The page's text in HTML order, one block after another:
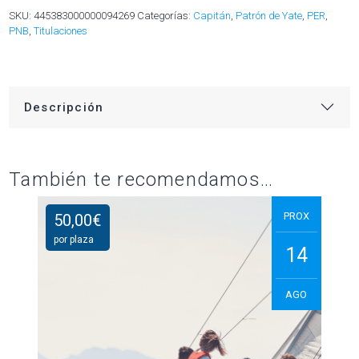
SKU:445383000000094269 Categorías: Capitán Patrón de Yate PER
PNB ,Titulaciones
Descripción
También te recomendamos…
PROX
14
AGO
50,00€
por plaza